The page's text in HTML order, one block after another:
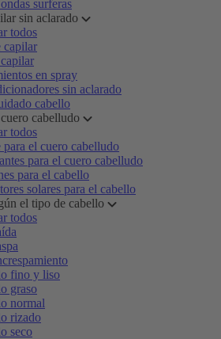
surferas
sin aclarado
todos
capilar
en spray
sin aclarado
cabello
cabelludo
todos
para el cuero cabelludo
para el cuero cabelludo
para el cabello
solares para el cabello
el tipo de cabello
todos
fino y liso
graso
normal
rizado
seco